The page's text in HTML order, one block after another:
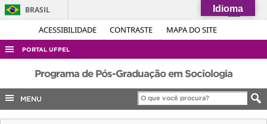
ACESSIBILIDADE CONTRASTE MAPA DO SITE
BRASIL
Simplifique!
Acesso à informação
Legislação
Canais
PORTAL UFPEL
ACESSO À INFORMAÇÃO
AUDITORIA
COBALTO
Programa de Pós-Graduação em Sociologia
MENU
Idioma